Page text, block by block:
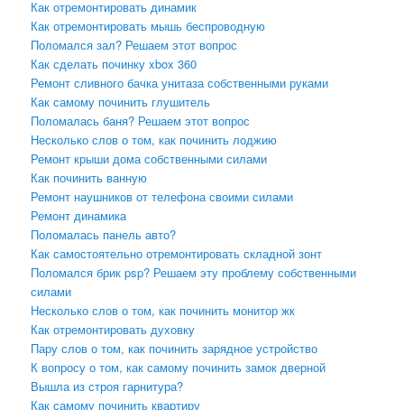
Как отремонтировать динамик
Как отремонтировать мышь беспроводную
Поломался зал? Решаем этот вопрос
Как сделать починку xbox 360
Ремонт сливного бачка унитаза собственными руками
Как самому починить глушитель
Поломалась баня? Решаем этот вопрос
Несколько слов о том, как починить лоджию
Ремонт крыши дома собственными силами
Как починить ванную
Ремонт наушников от телефона своими силами
Ремонт динамика
Поломалась панель авто?
Как самостоятельно отремонтировать складной зонт
Поломался брик psp? Решаем эту проблему собственными
силами
Несколько слов о том, как починить монитор жк
Как отремонтировать духовку
Пару слов о том, как починить зарядное устройство
К вопросу о том, как самому починить замок дверной
Вышла из строя гарнитура?
Как самому починить квартиру